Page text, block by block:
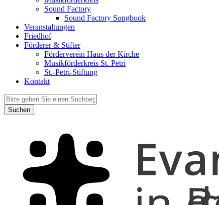
Sound Factory
Sound Factory Songbook
Veranstaltungen
Friedhof
Förderer & Stifter
Förderverein Haus der Kirche
Musikförderkreis St. Petri
St.-Petri-Stiftung
Kontakt
Suchen